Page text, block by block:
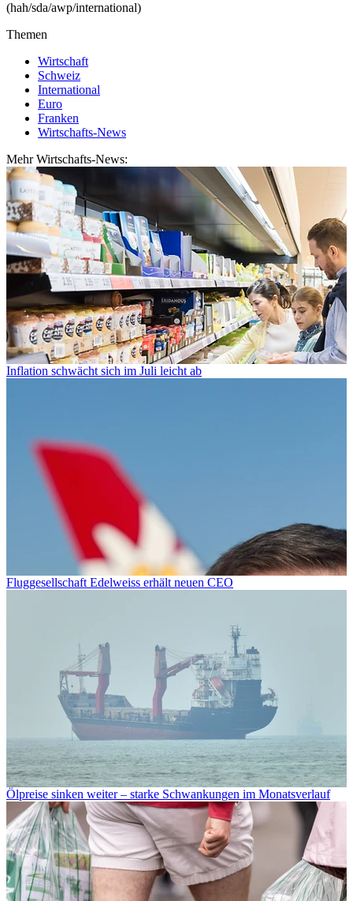
(hah/sda/awp/international)
Themen
Wirtschaft
Schweiz
International
Euro
Franken
Wirtschafts-News
Mehr Wirtschafts-News:
Inflation schwächt sich im Juli leicht ab
Fluggesellschaft Edelweiss erhält neuen CEO
Ölpreise sinken weiter – starke Schwankungen im Monatsverlauf